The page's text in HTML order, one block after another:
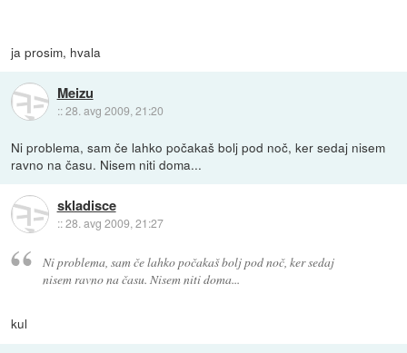
ja prosim, hvala
Meizu
::28. avg 2009, 21:20
Ni problema, sam če lahko počakaš bolj pod noč, ker sedaj nisem
ravno na času. Nisem niti doma...
skladisce
::28. avg 2009, 21:27
Ni problema, sam če lahko počakaš bolj pod noč, ker sedaj
nisem ravno na času. Nisem niti doma...
kul